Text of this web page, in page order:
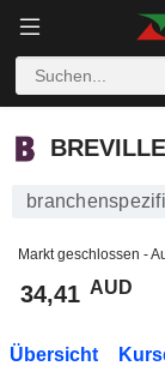
BREVILLE
Markt geschlossen -
34,41 AUD
Übersicht